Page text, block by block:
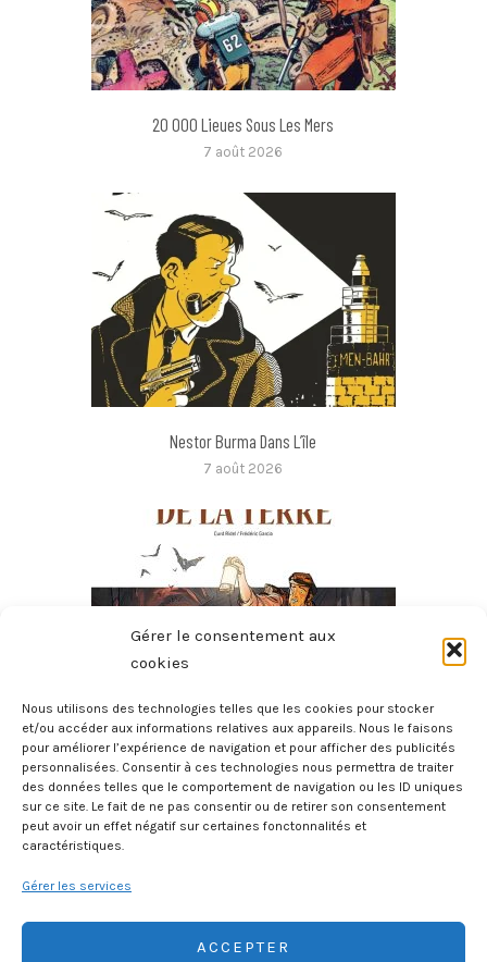
Gérer le consentement aux
cookies
Nous utilisons des technologies telles que les cookies pour stocker
et/ou accéder aux informations relatives aux appareils. Nous le faisons
pour améliorer l’expérience de navigation et pour afficher des publicités
personnalisées. Consentir à ces technologies nous permettra de traiter
des données telles que le comportement de navigation ou les ID uniques
sur ce site. Le fait de ne pas consentir ou de retirer son consentement
peut avoir un effet négatif sur certaines fonctonnalités et
caractéristiques.
Gérer les services
ACCEPTER
20 000 Lieues Sous Les Mers
7 août 2026
Nestor Burma Dans L’île
7 août 2026
Voyage Au Centre De La Terre En BD
2 août 2026